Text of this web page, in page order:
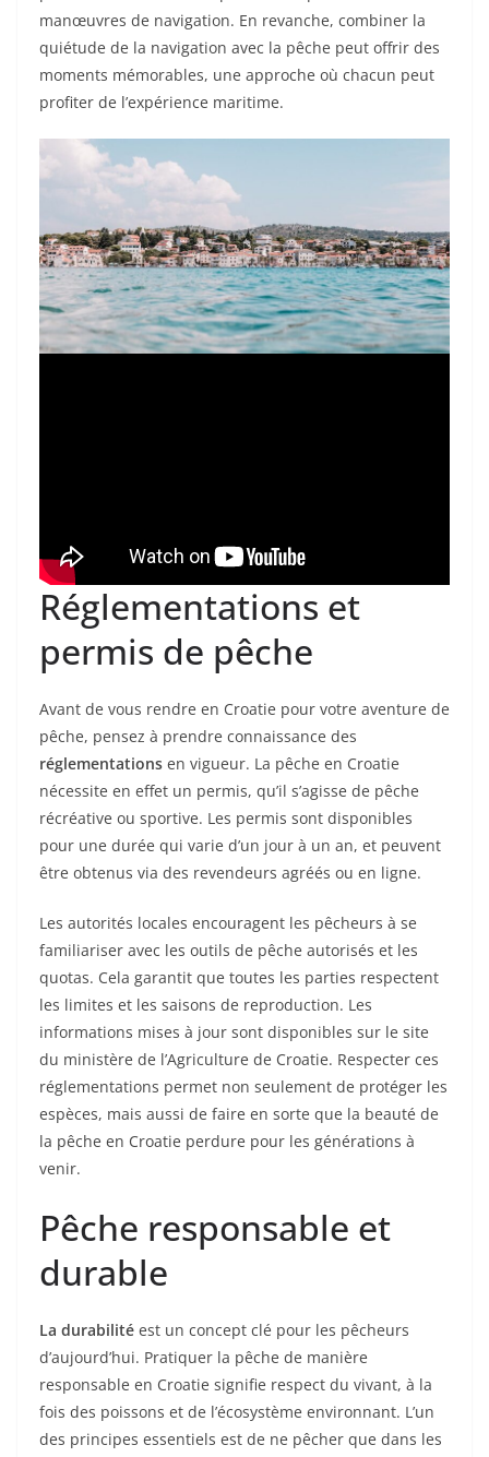
manœuvres de navigation. En revanche, combiner la
quiétude de la navigation avec la pêche peut offrir des
moments mémorables, une approche où chacun peut
profiter de l’expérience maritime.
Réglementations et
permis de pêche
Avant de vous rendre en Croatie pour votre aventure de
pêche, pensez à prendre connaissance des
réglementations en vigueur. La pêche en Croatie
nécessite en effet un permis, qu’il s’agisse de pêche
récréative ou sportive. Les permis sont disponibles
pour une durée qui varie d’un jour à un an, et peuvent
être obtenus via des revendeurs agréés ou en ligne.
Les autorités locales encouragent les pêcheurs à se
familiariser avec les outils de pêche autorisés et les
quotas. Cela garantit que toutes les parties respectent
les limites et les saisons de reproduction. Les
informations mises à jour sont disponibles sur le site
du ministère de l’Agriculture de Croatie. Respecter ces
réglementations permet non seulement de protéger les
espèces, mais aussi de faire en sorte que la beauté de
la pêche en Croatie perdure pour les générations à
venir.
Pêche responsable et
durable
La durabilité est un concept clé pour les pêcheurs
d’aujourd’hui. Pratiquer la pêche de manière
responsable en Croatie signifie respect du vivant, à la
fois des poissons et de l’écosystème environnant. L’un
des principes essentiels est de ne pêcher que dans les